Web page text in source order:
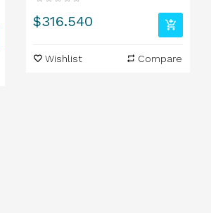
Precio
$316.540
Wishlist Compare